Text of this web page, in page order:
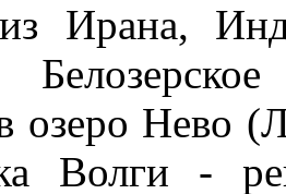
Ирана,
в озеро Нево
Волги -